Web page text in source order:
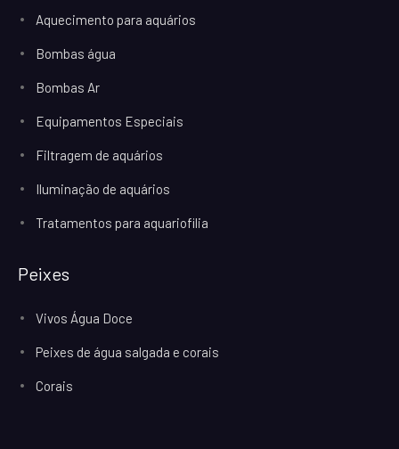
Aquecimento para aquários
Bombas água
Bombas Ar
Equipamentos Especiais
Filtragem de aquários
Iluminação de aquários
Tratamentos para aquariofilia
Peixes
Vivos Água Doce
Peixes de água salgada e corais
Corais